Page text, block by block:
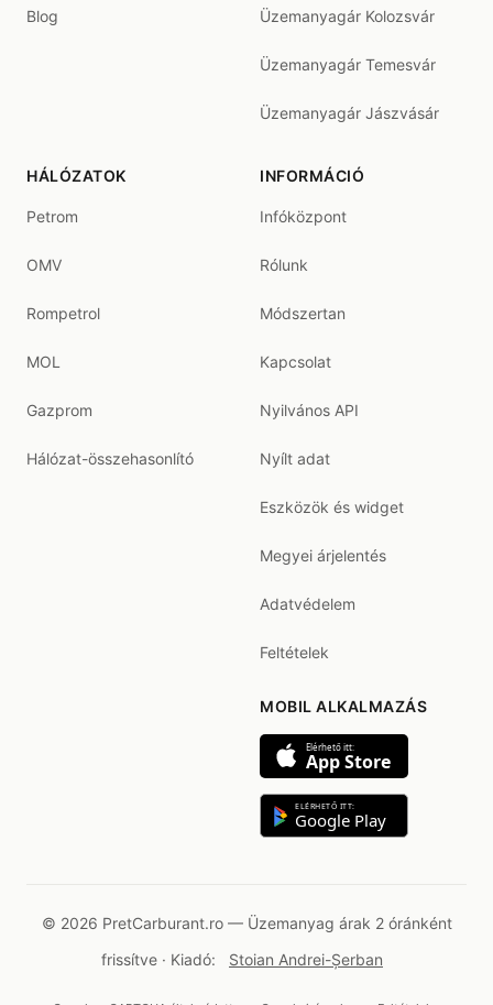
Blog Üzemanyagár Kolozsvár
Üzemanyagár Temesvár
Üzemanyagár Jászvásár
HÁLÓZATOK
Petrom
OMV
Rompetrol
MOL
Gazprom
Hálózat-összehasonlító
INFORMÁCIÓ
Infóközpont
Rólunk
Módszertan
Kapcsolat
Nyilvános API
Nyílt adat
Eszközök és widget
Megyei árjelentés
Adatvédelem
Feltételek
MOBIL ALKALMAZÁS
Elérhető itt:
App Store
ELÉRHETŐ ITT:
Google Play
© 2026 PretCarburant.ro — Üzemanyag árak 2 óránként
frissítve · Kiadó:
Stoian Andrei-Șerban